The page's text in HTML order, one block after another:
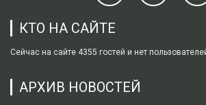
КТО НА САЙТЕ
Сейчас на сайте 4355 гостей и нет
АРХИВ НОВОСТЕЙ